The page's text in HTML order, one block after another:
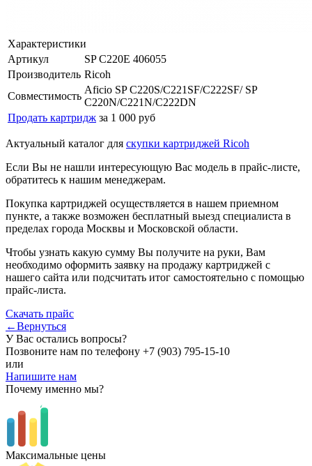
Характеристики
Артикул
SP C220E 406055
Производитель Ricoh
Совместимость
Aficio SP C220S/C221SF/C222SF/ SP
C220N/C221N/C222DN
Продать картридж за 1 000 руб
Актуальный каталог для скупки картриджей Ricoh
Если Вы не нашли интересующую Вас модель в прайс-листе,
обратитесь к нашим менеджерам.
Покупка картриджей осуществляется в нашем приемном
пункте, а также возможен бесплатный выезд специалиста в
пределах города Москвы и Московской области.
Чтобы узнать какую сумму Вы получите на руки, Вам
необходимо оформить заявку на продажу картриджей с
нашего сайта или подсчитать итог самостоятельно с помощью
прайс-листа.
Скачать прайс
←Вернуться
У Вас остались вопросы?
Позвоните нам по телефону +7 (903) 795-15-10
или
Напишите нам
Почему именно мы?
Максимальные цены